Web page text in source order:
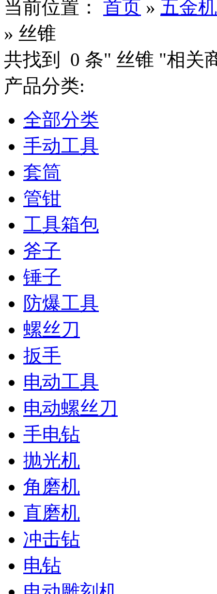
当前位置： 首页 » 五金
» 丝锥
共找到
0 条" 丝锥 "相关
产品分类:
全部分类
手动工具
套筒
管钳
工具箱包
斧子
锤子
防爆工具
螺丝刀
扳手
电动工具
电动螺丝刀
手电钻
抛光机
角磨机
直磨机
冲击钻
电钻